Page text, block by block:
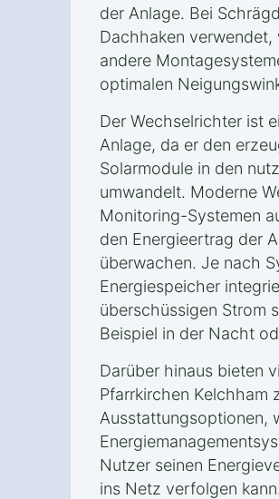
der Anlage. Bei
Dachhaken
andere
optimalen
Der Wechselrichter ist
Anlage, da er den
Solarmodule in den
umwandelt. Moderne
Monitoring-Systemen
den Energieertrag der
überwachen. Je nach
Energiespeicher
überschüssigen Strom
Beispiel in der Nacht
Darüber hinaus bieten
Pfarrkirchen Kelchham
Ausstattungsoptionen,
Nutzer seinen
ins Netz verfolgen